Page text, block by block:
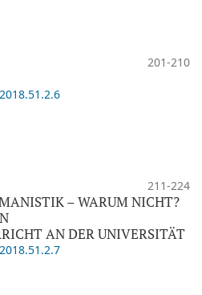
201-210
211-224
– WARUM NICHT?
AN DER UNIVERSITÄT